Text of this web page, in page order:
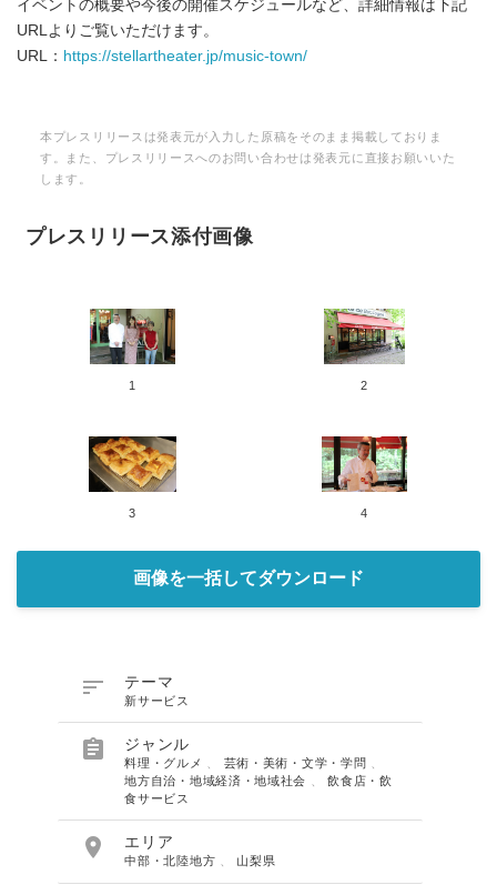
イベントの概要や今後の開催スケジュールなど、詳細情報は下記
URLよりご覧いただけます。
URL： https://stellartheater.jp/music-town/
本プレスリリースは発表元が入力した原稿をそのまま掲載しておりま
す。また、プレスリリースへのお問い合わせは発表元に直接お願いいた
します。
プレスリリース添付画像
1 2
3 4
画像を一括してダウンロード
 テーマ
新サービス
 ジャンル
料理・グルメ 芸術・美術・文学・学問
地方自治・地域経済・地域社会
、飲食店・飲
食サービス
 エリア
中部・北陸地方 山梨県